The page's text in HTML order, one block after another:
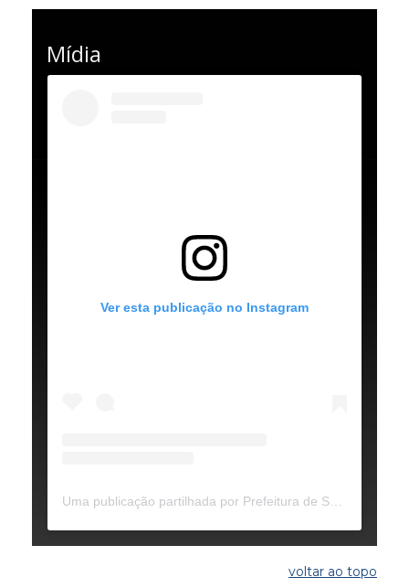
Mídia
Ver esta publicação no Instagram
Uma publicação partilhada por Prefeitura de São Sebastião do Oeste/MG (@prefeiturasaosebastiaodooeste)
voltar ao topo